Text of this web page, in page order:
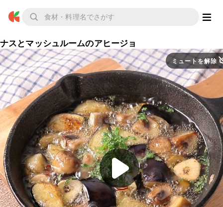
ナスとマッシュルームのアヒージョ
ミュートを解除